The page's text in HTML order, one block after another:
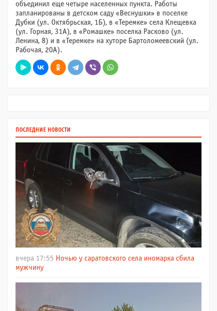
объединил еще четыре населенных пункта. Работы
запланированы в детском саду «Веснушки» в поселке
Дубки (ул. Октябрьская, 1Б), в «Теремке» села Клещевка
(ул. Горная, 31А), в «Ромашке» поселка Расково (ул.
Ленина, 8) и в «Теремке» на хуторе Бартоломеевский (ул.
Рабочая, 20А).
ПОСЛЕДНИЕ НОВОСТИ
вчера 17:55 Ночью у саратовского села иномарка сбила
мужчину